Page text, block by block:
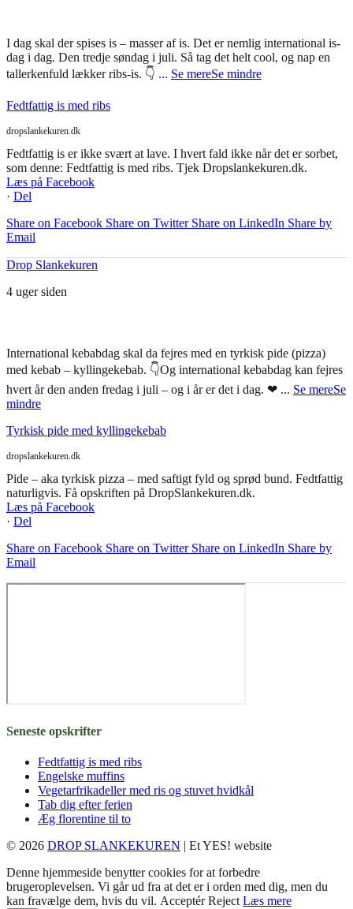
I dag skal der spises is – masser af is. Det er nemlig international is-
dag i dag. Den tredje søndag i juli. Så tag det helt cool, og nap en
tallerkenfuld lækker ribs-is. 👇 ... Se mereSe mindre
Fedtfattig is med ribs
dropslankekuren.dk
Fedtfattig is er ikke svært at lave. I hvert fald ikke når det er sorbet,
som denne: Fedtfattig is med ribs. Tjek Dropslankekuren.dk.
Læs på Facebook
· Del
Share on Facebook Share on Twitter Share on LinkedIn Share by
Email
Drop Slankekuren
4 uger siden
International kebabdag skal da fejres med en tyrkisk pide (pizza)
med kebab – kyllingekebab. 👇Og international kebabdag kan fejres
hvert år den anden fredag i juli – og i år er det i dag. ❤ ... Se mereSe
mindre
Tyrkisk pide med kyllingekebab
dropslankekuren.dk
Pide – aka tyrkisk pizza – med saftigt fyld og sprød bund. Fedtfattig
naturligvis. Få opskriften på DropSlankekuren.dk.
Læs på Facebook
· Del
Share on Facebook Share on Twitter Share on LinkedIn Share by
Email
Seneste opskrifter
Fedtfattig is med ribs
Engelske muffins
Vegetarfrikadeller med ris og stuvet hvidkål
Tab dig efter ferien
Æg florentine til to
© 2026 DROP SLANKEKUREN | Et YES! website
Denne hjemmeside benytter cookies for at forbedre
brugeroplevelsen. Vi går ud fra at det er i orden med dig, men du
kan fravælge dem, hvis du vil. Acceptér Reject Læs mere